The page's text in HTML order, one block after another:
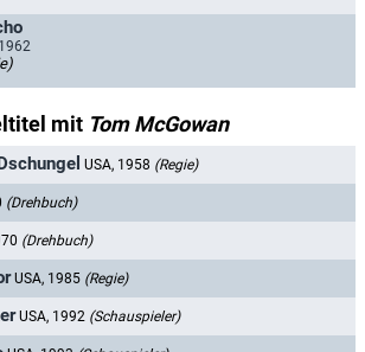
mit Tom McGowan
USA, 1958 (Regie)
(Drehbuch)
(Drehbuch)
USA, 1985 (Regie)
USA, 1992 (Schauspieler)